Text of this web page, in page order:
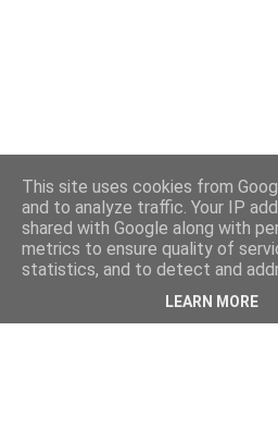
This site uses cookies from
and to analyze traffic. Your IP
shared with Google along with
metrics to ensure quality of
statistics, and to detect and
LEARN MORE